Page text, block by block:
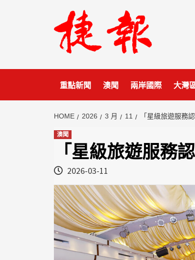
重點新聞 澳聞 兩岸國際 大灣
HOME 2026 3 月 11 「星級旅遊服務
澳聞
「星級旅遊服務
2026-03-11